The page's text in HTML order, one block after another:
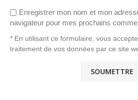
Enregistrer mon nom et mon
navigateur pour mes prochains
* En utilisant ce formulaire, vous
traitement de vos données par ce site